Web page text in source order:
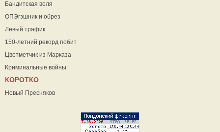
Бандитская воля
ОПЭгэшник и обрез
Левый трафик
150-летний рекорд побит
Цветметчик из Марказа
Криминальные войны
КОРОТКО
Новый Пресняков